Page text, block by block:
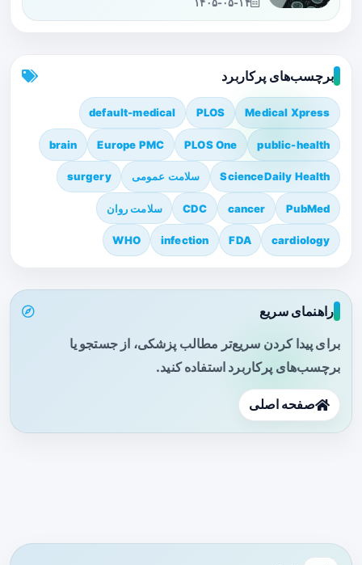
۱۴۰۵-۰۵-۱۴
برچسب‌های پرکاربرد
Medical Xpress
PLOS
default-medical
public-health
PLOS One
Europe PMC
brain
ScienceDaily Health سلامت عمومی surgery
PubMed
cancer
CDC سلامت روان
cardiology
FDA
infection
WHO
راهنمای سریع
برای پیدا کردن سریع‌تر مطالب پزشکی، از جستجو یا
برچسب‌های پرکاربرد استفاده کنید.
صفحه اصلی